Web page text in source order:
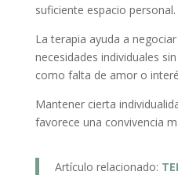
suficiente espacio personal.
La terapia ayuda a
necesidades individuales
como falta de amor o
Mantener cierta
favorece una convivencia
Artículo relacionado: